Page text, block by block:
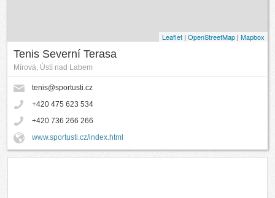
Leaflet | OpenStreetMap | Mapbox
Tenis Severní Terasa
Mírová, Ústí nad Labem
tenis@sportusti.cz
+420 475 623 534
+420 736 266 266
www.sportusti.cz/index.html